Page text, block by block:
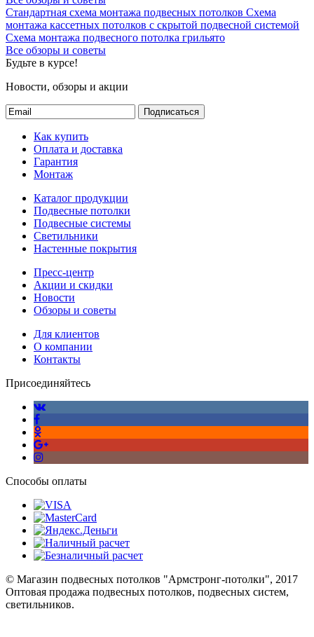
Стандартная схема монтажа подвесных потолков Схема
монтажа кассетных потолков с скрытой подвесной системой
Схема монтажа подвесного потолка грильято
Все обзоры и советы
Будьте в курсе!
Новости, обзоры и акции
Подписаться
Как купить
Оплата и доставка
Гарантия
Монтаж
Каталог продукции
Подвесные потолки
Подвесные системы
Светильники
Настенные покрытия
Пресс-центр
Акции и скидки
Новости
Обзоры и советы
Для клиентов
О компании
Контакты
Присоединяйтесь
Способы оплаты
© Магазин подвесных потолков "Армстронг-потолки", 2017
Оптовая продажа подвесных потолков, подвесных систем,
светильников.